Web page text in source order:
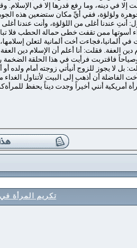
إلا في دينه، وما رفع قدرها إلا في الإسلام.
جوهرة ولؤلؤة، ففي أيِّ مكان ستضعين هذه
أنتِ عندنا أغلى من اللؤلؤة، وأنت عندنا
أسوتها ممن تقفت خطى حمالة الحطب فلا
أخت ألمانية لتعلن
دين العفة. فقلت: أنا أعلم أن الإسلام دين
فاقتربت فرأيت في هذا الحلقة الضخمة
بل لا يجوز للزوج أنيأتي زوجته أمام
الفاضلة أن أذهب إلى البيت لأتناول
أنني أخيراً وجدت ديناً يحفظ
تكريم المرأة